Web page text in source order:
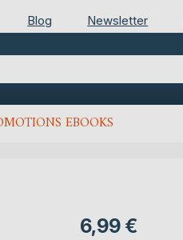
Blog Newsletter
EBOOKS
6,99 €